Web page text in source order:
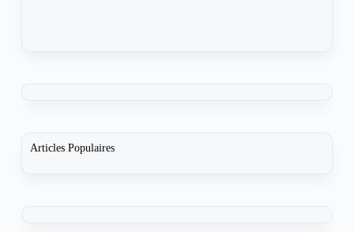
Articles Populaires